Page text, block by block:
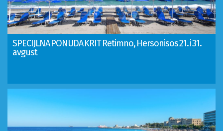
SPECIJLNA PONUDA KRIT Retimno, Hersonisos 21. i 31.
avgust